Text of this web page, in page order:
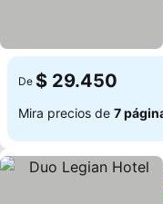
De $ 29.450
Mira precios de 7